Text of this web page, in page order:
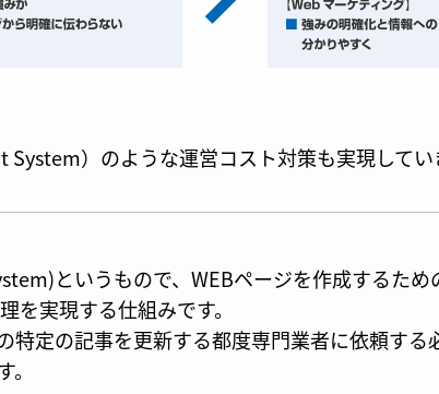
）のような運営コスト対策も実現してい
というもので、WEBページを作成するため
を実現する仕組みです。
特定の記事を更新する都度専門業者に依頼する